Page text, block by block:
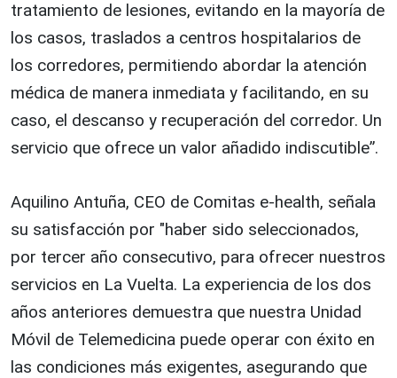
tratamiento de lesiones, evitando en la mayoría de
los casos, traslados a centros hospitalarios de
los corredores, permitiendo abordar la atención
médica de manera inmediata y facilitando, en su
caso, el descanso y recuperación del corredor. Un
servicio que ofrece un valor añadido indiscutible”.
Aquilino Antuña, CEO de Comitas e-health, señala
su satisfacción por "haber sido seleccionados,
por tercer año consecutivo, para ofrecer nuestros
servicios en La Vuelta. La experiencia de los dos
años anteriores demuestra que nuestra Unidad
Móvil de Telemedicina puede operar con éxito en
las condiciones más exigentes, asegurando que